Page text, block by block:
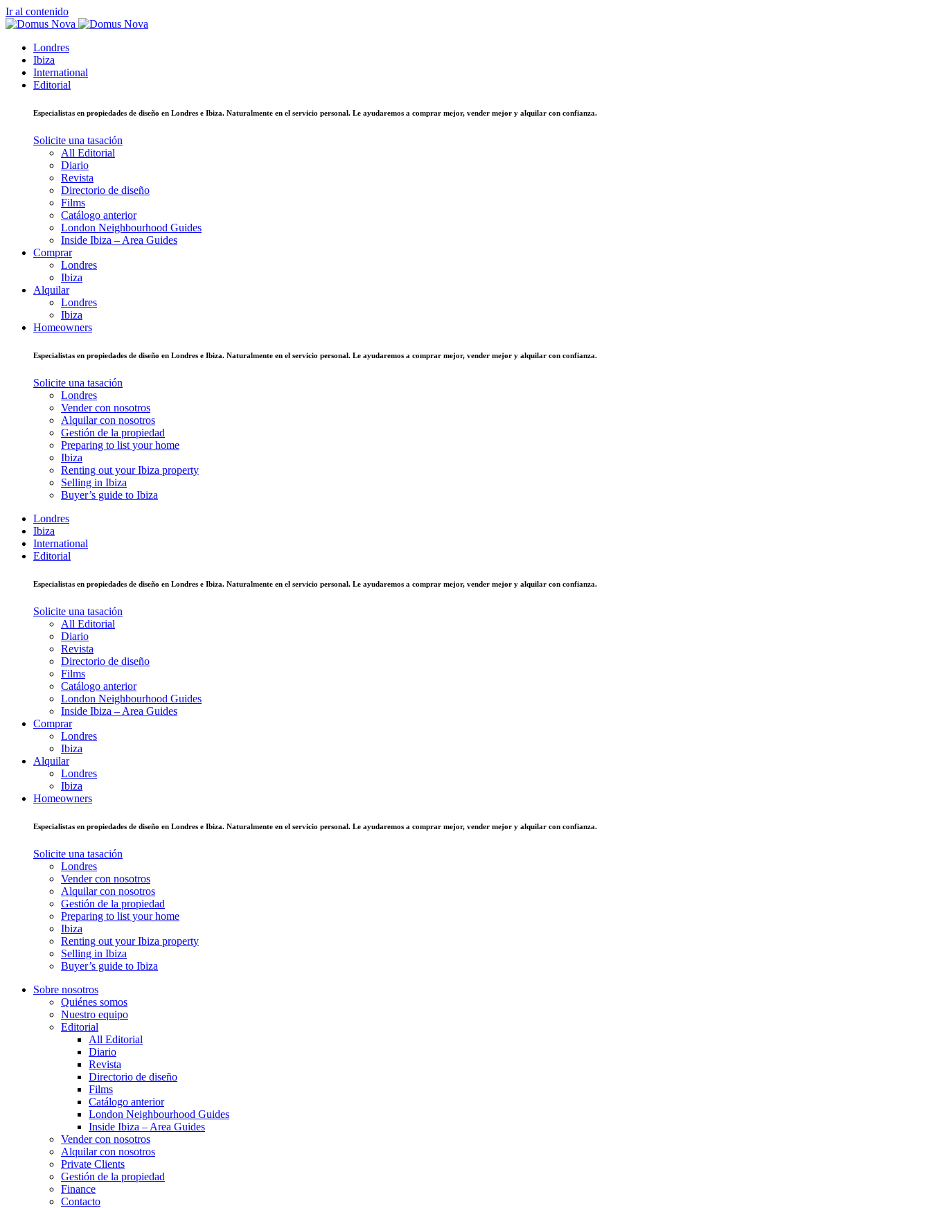
Ir al contenido
Londres
Ibiza
International
Editorial
Especialistas en propiedades de diseño en Londres e Ibiza. Naturalmente en el servicio personal. Le ayudaremos a comprar mejor, vender mejor y alquilar con confianza.
Solicite una tasación
All Editorial
Diario
Revista
Directorio de diseño
Films
Catálogo anterior
London Neighbourhood Guides
Inside Ibiza – Area Guides
Comprar
Londres
Ibiza
Alquilar
Londres
Ibiza
Homeowners
Especialistas en propiedades de diseño en Londres e Ibiza. Naturalmente en el servicio personal. Le ayudaremos a comprar mejor, vender mejor y alquilar con confianza.
Solicite una tasación
Londres
Vender con nosotros
Alquilar con nosotros
Gestión de la propiedad
Preparing to list your home
Ibiza
Renting out your Ibiza property
Selling in Ibiza
Buyer’s guide to Ibiza
Londres
Ibiza
International
Editorial
Especialistas en propiedades de diseño en Londres e Ibiza. Naturalmente en el servicio personal. Le ayudaremos a comprar mejor, vender mejor y alquilar con confianza.
Solicite una tasación
All Editorial
Diario
Revista
Directorio de diseño
Films
Catálogo anterior
London Neighbourhood Guides
Inside Ibiza – Area Guides
Comprar
Londres
Ibiza
Alquilar
Londres
Ibiza
Homeowners
Especialistas en propiedades de diseño en Londres e Ibiza. Naturalmente en el servicio personal. Le ayudaremos a comprar mejor, vender mejor y alquilar con confianza.
Solicite una tasación
Londres
Vender con nosotros
Alquilar con nosotros
Gestión de la propiedad
Preparing to list your home
Ibiza
Renting out your Ibiza property
Selling in Ibiza
Buyer’s guide to Ibiza
Sobre nosotros
Quiénes somos
Nuestro equipo
Editorial
All Editorial
Diario
Revista
Directorio de diseño
Films
Catálogo anterior
London Neighbourhood Guides
Inside Ibiza – Area Guides
Vender con nosotros
Alquilar con nosotros
Private Clients
Gestión de la propiedad
Finance
Contacto